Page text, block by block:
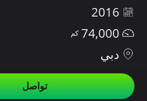
2016
74,000
دبي
تواصل